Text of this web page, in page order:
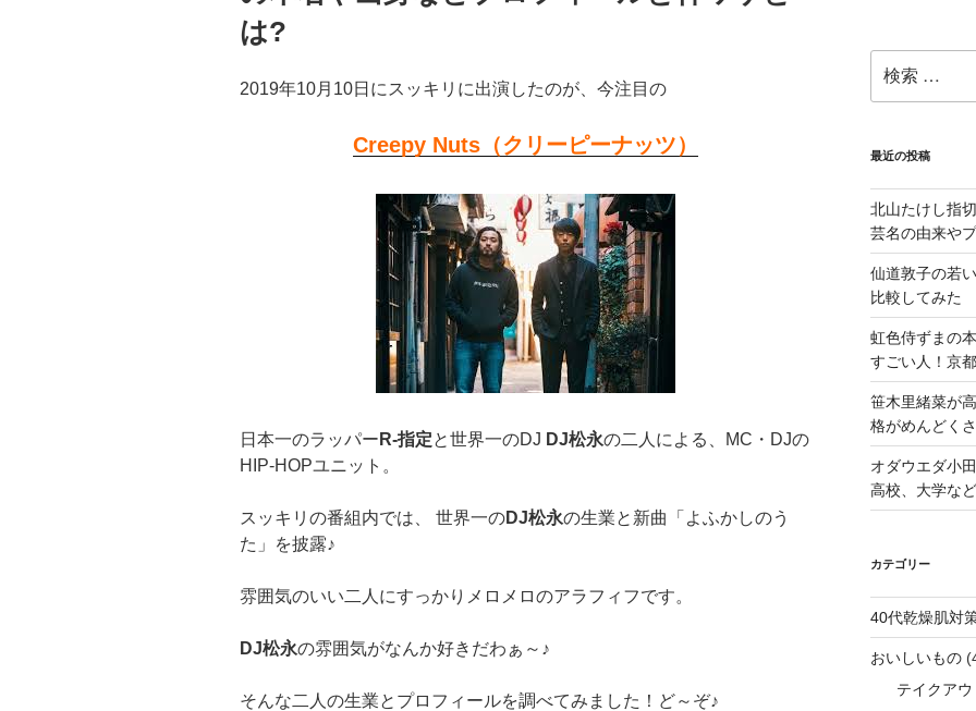
は?
2019年10月10日にスッキリに出演したのが、今注目の
Creepy Nuts（クリーピーナッツ）
日本一のラッパー R-指定と世界一のDJ DJ松永の二人による、MC・DJの
HIP-HOPユニット。
スッキリの番組内では、 世界一のDJ松永の生業と新曲「よふかしのう
た」を披露♪
雰囲気のいい二人にすっかりメロメロのアラフィフです。
DJ松永の雰囲気がなんか好きだわぁ～♪
そんな二人の生業とプロフィールを調べてみました！ど～ぞ♪
索:
最近の投稿
北山たけし指
芸名の由来や
仙道敦子の若
比較してみた
虹色侍ずまの
すごい人！京
笹木里緒菜が
格がめんどく
オダウエダ小
高校、大学な
カテゴリー
40代乾燥肌対
おいしいもの
テイクアウ